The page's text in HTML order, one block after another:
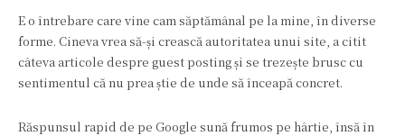
E o întrebare care vine cam săptămânal pe la mine, în diverse
forme. Cineva vrea să-și crească autoritatea unui site, a citit
câteva articole despre guest posting și se trezește brusc cu
sentimentul că nu prea știe de unde să înceapă concret.
Răspunsul rapid de pe Google sună frumos pe hârtie, însă în